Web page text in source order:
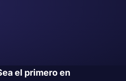
el primero en